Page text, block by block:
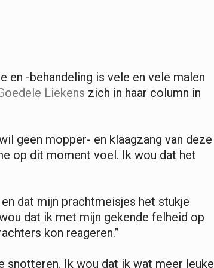
en -behandeling is vele en vele malen
Liekens zich in haar column in
geen mopper- en klaagzang van deze
op dit moment voel. Ik wou dat het
dat mijn prachtmeisjes het stukje
dat ik met mijn gekende felheid op
kon reageren.”
snotteren. Ik wou dat ik wat meer leuke